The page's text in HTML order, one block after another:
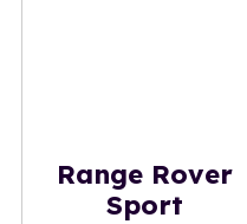
Range Rover
Sport